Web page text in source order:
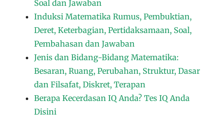
Soal dan Jawaban
Induksi Matematika Rumus, Pembuktian,
Deret, Keterbagian, Pertidaksamaan, Soal,
Pembahasan dan Jawaban
Jenis dan Bidang-Bidang Matematika:
Besaran, Ruang, Perubahan, Struktur, Dasar
dan Filsafat, Diskret, Terapan
Berapa Kecerdasan IQ Anda? Tes IQ Anda
Disini